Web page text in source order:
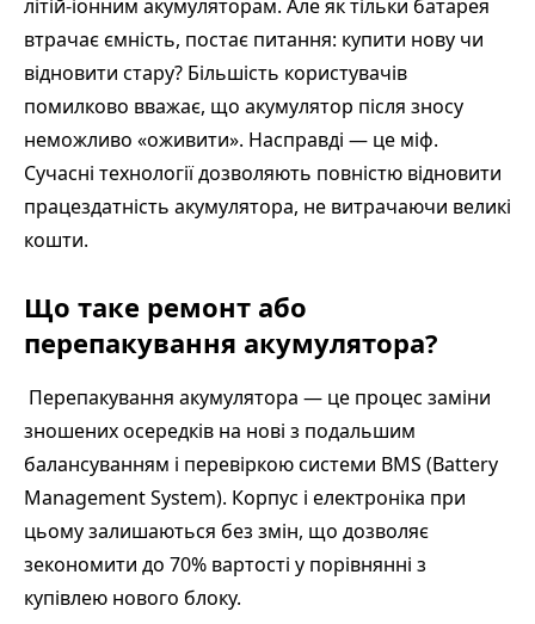
літій-іонним акумуляторам. Але як тільки батарея
втрачає ємність, постає питання: купити нову чи
відновити стару? Більшість користувачів
помилково вважає, що акумулятор після зносу
неможливо «оживити». Насправді — це міф.
Сучасні технології дозволяють повністю відновити
працездатність акумулятора, не витрачаючи великі
кошти.
Що таке ремонт або
перепакування акумулятора?
Перепакування акумулятора — це процес заміни
зношених осередків на нові з подальшим
балансуванням і перевіркою системи BMS (Battery
Management System). Корпус і електроніка при
цьому залишаються без змін, що дозволяє
зекономити до 70% вартості у порівнянні з
купівлею нового блоку.